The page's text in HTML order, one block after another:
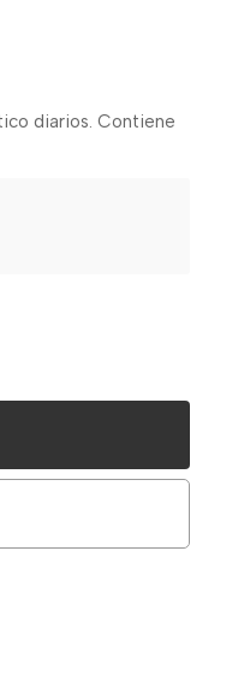
diarios. Contiene